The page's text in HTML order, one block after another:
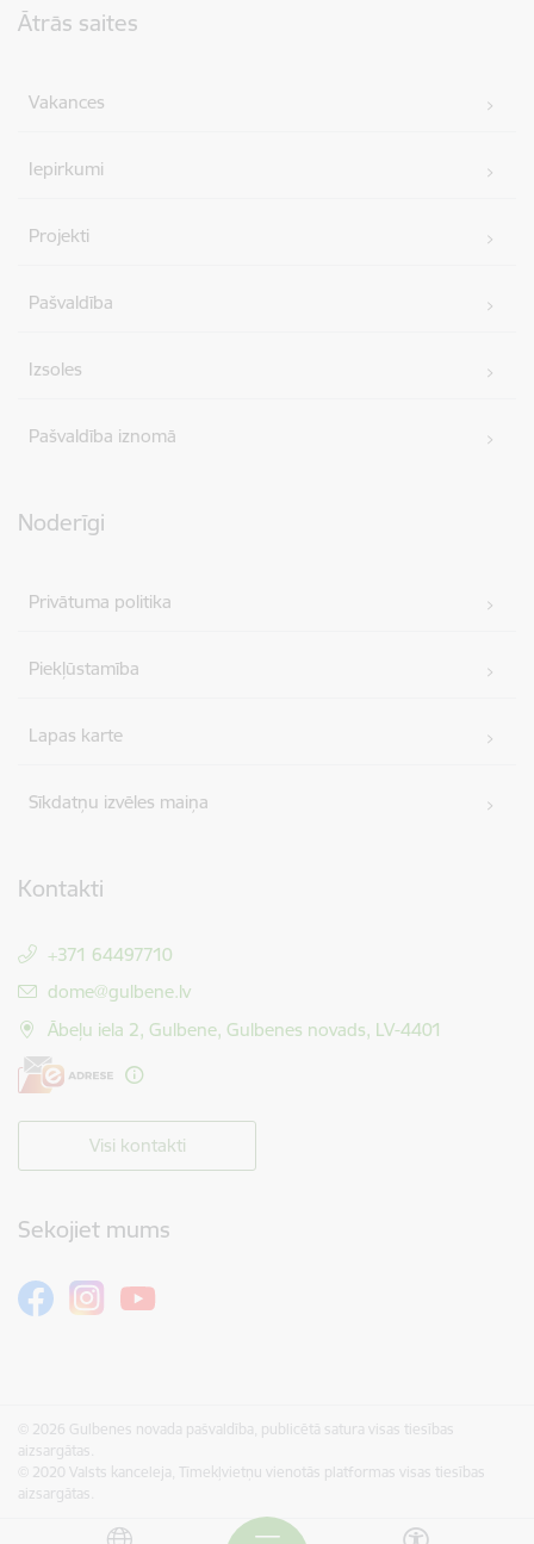
Ātrās saites
Vakances
Iepirkumi
Projekti
Pašvaldība
Izsoles
Pašvaldība iznomā
Noderīgi
Privātuma politika
Piekļūstamība
Lapas karte
Sīkdatņu izvēles maiņa
Kontakti
+371 64497710
E-pasts:
dome@gulbene.lv
Ābeļu iela 2, Gulbene, Gulbenes novads, LV-4401
Visi kontakti
Sekojiet mums
© 2026 Gulbenes novada pašvaldība, publicētā satura visas tiesības
aizsargātas.
© 2020 Valsts kanceleja, Tīmekļvietņu vienotās platformas visas tiesības
aizsargātas.